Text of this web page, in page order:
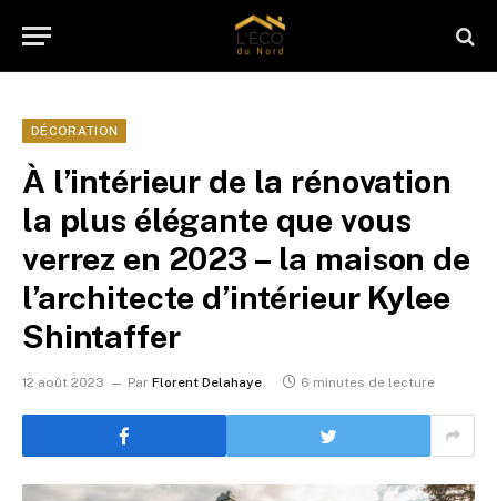
DÉCORATION
À l’intérieur de la rénovation
la plus élégante que vous
verrez en 2023 – la maison de
l’architecte d’intérieur Kylee
Shintaffer
12 août 2023 Par Florent Delahaye 6 minutes de lecture